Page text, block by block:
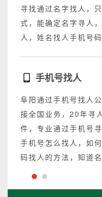
寻找通过名字找人，
式，能确定名字寻人
人，姓名找人手机号
手机号找人
阜阳通过手机号找人
接全国业务，20年寻
件，专业通过手机号
手机号怎么找人，如
码找人的方法，知道
可以操作，不成功不收